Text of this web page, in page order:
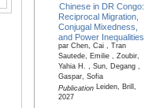
Chinese in DR Congo:
Reciprocal Migration,
Conjugal Mixedness,
and Power Inequalities
par Chen, Cai , Tran
Sautede, Emilie , Zoubir,
Yahia H. , Sun, Degang ,
Gaspar, Sofia
PublicationLeiden, Brill,
2027